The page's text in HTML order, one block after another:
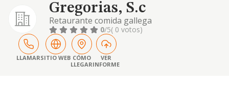
Gregorias, S.c
Retaurante comida gallega
0/5( 0 votos)
LLAMARSITIO WEB CÓMO
LLEGAR
VER
INFORME